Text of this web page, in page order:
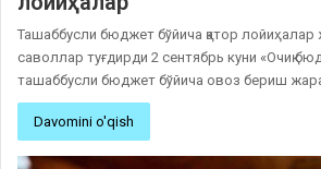
Ташаббусли бюджет бўйича қатор
саволлар туғдирди 2 сентябрь куни «Очиқ
ташаббусли бюджет бўйича овоз бериш
Davomini o'qish